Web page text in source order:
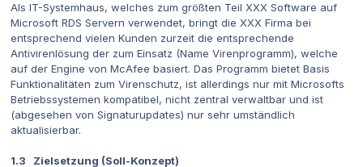
Als IT-Systemhaus, welches zum größten Teil XXX Software auf
Microsoft RDS Servern verwendet, bringt die XXX Firma bei
entsprechend vielen Kunden zurzeit die entsprechende
Antivirenlösung der zum Einsatz (Name Virenprogramm), welche
auf der Engine von McAfee basiert. Das Programm bietet Basis
Funktionalitäten zum Virenschutz, ist allerdings nur mit Microsofts
Betriebssystemen kompatibel, nicht zentral verwaltbar und ist
(abgesehen von Signaturupdates) nur sehr umständlich
aktualisierbar.
1.3 Zielsetzung (Soll-Konzept)